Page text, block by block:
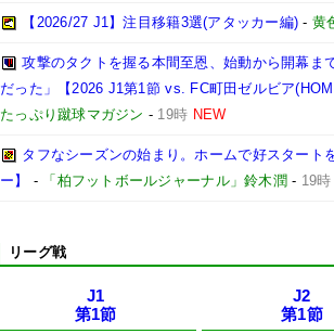
【2026/27 J1】注目移籍3選(アタッカー編) -黄
攻撃のタクトを握る本間至恩、始動から開幕ま
だった」【2026 J1第1節 vs. FC町田ゼルビア
たっぷり蹴球マガジン - 19時 NEW
タフなシーズンの始まり。ホームで好スター
ー】
- 「柏フットボールジャーナル」鈴木潤 - 19時
リーグ戦
J1
第1節
J2
第1節